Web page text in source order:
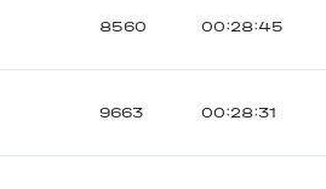
8560 00:28:45
9663 00:28:31